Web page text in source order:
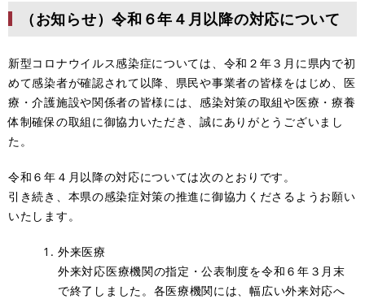
（お知らせ）令和６年４月以降の対応について
新型コロナウイルス感染症については、令和２年３月に県内で初
めて感染者が確認されて以降、県民や事業者の皆様をはじめ、医
療・介護施設や関係者の皆様には、感染対策の取組や医療・療養
体制確保の取組に御協力いただき、誠にありがとうございまし
た。
令和６年４月以降の対応については次のとおりです。
引き続き、本県の感染症対策の推進に御協力くださるようお願い
いたします。
外来医療
外来対応医療機関の指定・公表制度を令和６年３月末
で終了しました。各医療機関には、幅広い外来対応へ